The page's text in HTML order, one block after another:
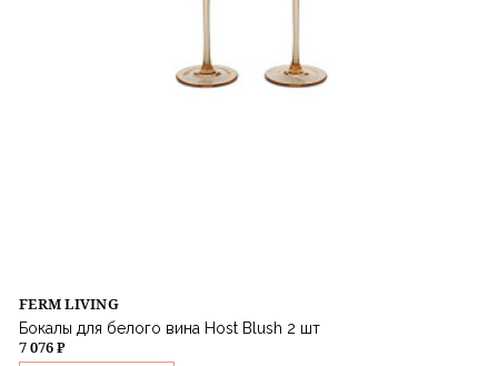
FERM LIVING
Бокалы для белого вина Host Blush 2 шт
7 076 ₽